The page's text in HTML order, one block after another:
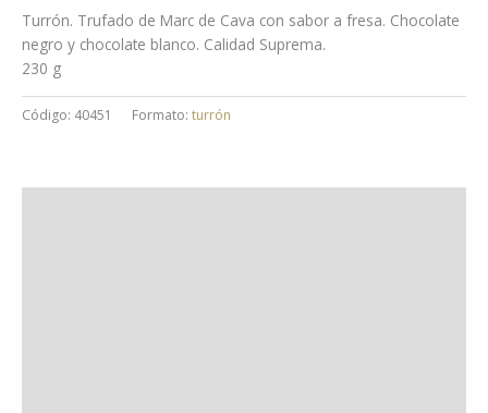
Turrón. Trufado de Marc de Cava con sabor a fresa. Chocolate
negro y chocolate blanco. Calidad Suprema.
230 g
Código: 40451 Formato: turrón